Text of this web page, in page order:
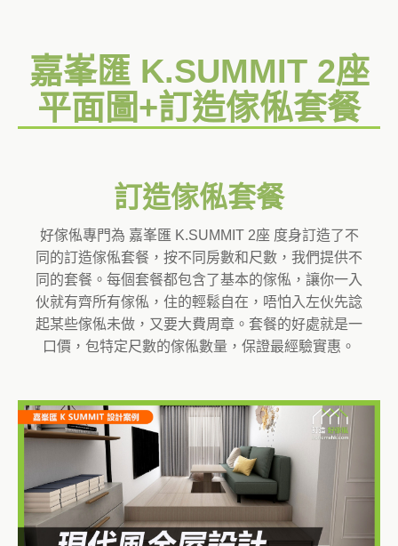
嘉峯匯 K.SUMMIT 2座
平面圖+訂造傢俬套餐
訂造傢俬套餐
好傢俬專門為 嘉峯匯 K.SUMMIT 2座 度身訂造了不
同的訂造傢俬套餐，按不同房數和尺數，我們提供不
同的套餐。每個套餐都包含了基本的傢俬，讓你一入
伙就有齊所有傢俬，住的輕鬆自在，唔怕入左伙先諗
起某些傢俬未做，又要大費周章。套餐的好處就是一
口價，包特定尺數的傢俬數量，保證最經驗實惠。